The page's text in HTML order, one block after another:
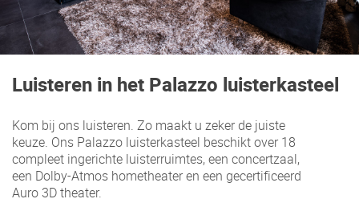
Luisteren in het Palazzo luisterkasteel
Kom bij ons luisteren. Zo maakt u zeker de juiste
keuze. Ons Palazzo luisterkasteel beschikt over 18
compleet ingerichte luisterruimtes, een concertzaal,
een Dolby-Atmos hometheater en een gecertificeerd
Auro 3D theater.